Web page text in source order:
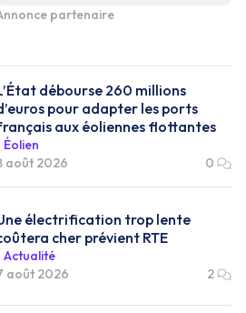
partenaire
débourse 260 millions
pour adapter les ports
aux éoliennes flottantes
Éolien
août 2026
0
électrification trop lente
cher prévient RTE
Actualité
août 2026
2